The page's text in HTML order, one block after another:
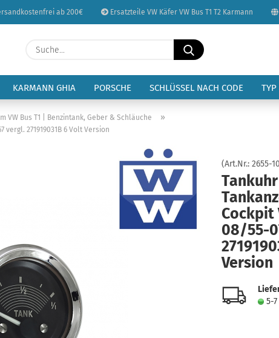
ab 200€ Ersatzteile VW Käfer VW Bus T1 T2 Karmann
Sprache auswählen
Lieferland
Konto erstellen
Passwort vergessen?
Suche...
KARMANN GHIA PORSCHE SCHLÜSSEL NACH CODE TYP
VW Bus T1 | Benzintank, Geber & Schläuche »
vergl. 271919031B 6 Volt Version
(Art.Nr.: 2655-
Tankuhr
Cockpit
08/55-
Version
5-7